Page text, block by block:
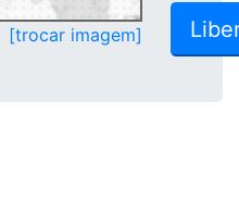
[trocar imagem]